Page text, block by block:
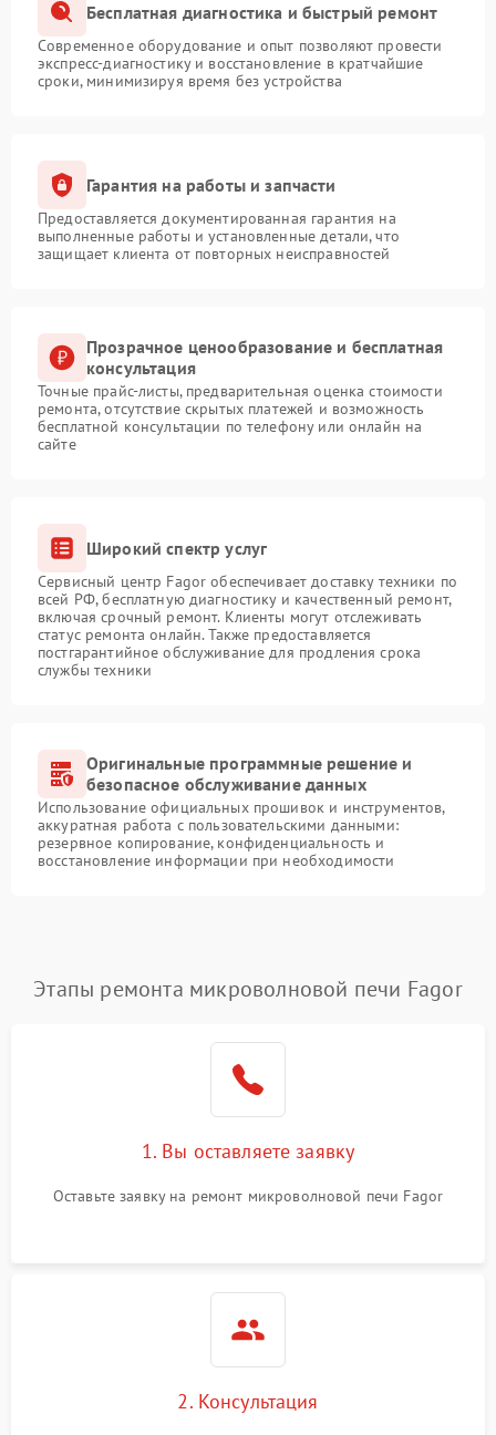
Бесплатная диагностика и быстрый ремонт
Современное оборудование и опыт позволяют провести
экспресс-диагностику и восстановление в кратчайшие
сроки, минимизируя время без устройства
Гарантия на работы и запчасти
Предоставляется документированная гарантия на
выполненные работы и установленные детали, что
защищает клиента от повторных неисправностей
Прозрачное ценообразование и бесплатная
консультация
Точные прайс-листы, предварительная оценка стоимости
ремонта, отсутствие скрытых платежей и возможность
бесплатной консультации по телефону или онлайн на
сайте
Широкий спектр услуг
Сервисный центр Fagor обеспечивает доставку техники по
всей РФ, бесплатную диагностику и качественный ремонт,
включая срочный ремонт. Клиенты могут отслеживать
статус ремонта онлайн. Также предоставляется
постгарантийное обслуживание для продления срока
службы техники
Оригинальные программные решение и
безопасное обслуживание данных
Использование официальных прошивок и инструментов,
аккуратная работа с пользовательскими данными:
резервное копирование, конфиденциальность и
восстановление информации при необходимости
Этапы ремонта микроволновой печи Fagor
1. Вы оставляете заявку
Оставьте заявку на ремонт микроволновой печи Fagor
2. Консультация